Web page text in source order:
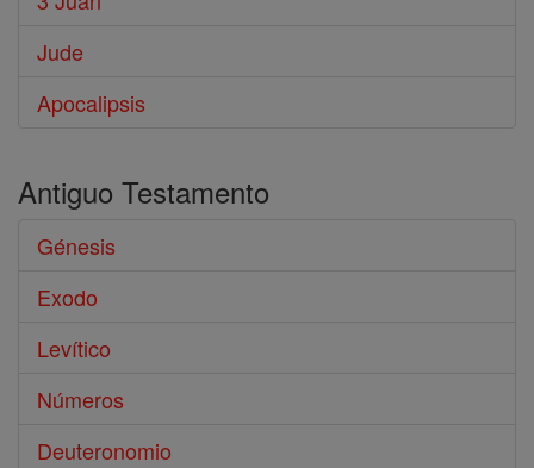
Jude
Apocalipsis
Antiguo Testamento
Génesis
Exodo
Levítico
Números
Deuteronomio